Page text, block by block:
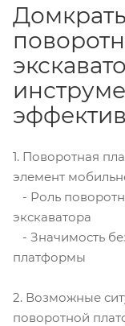
1. Поворотная
элемент
- Роль
экскаватора
- Значимость
платформы
2. Возможные
поворотной